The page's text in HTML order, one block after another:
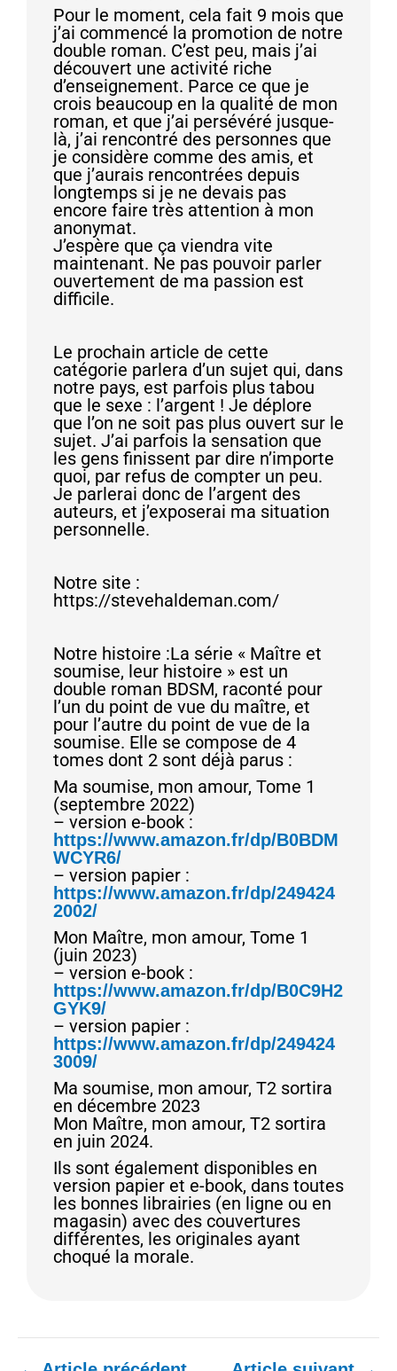
Pour le moment, cela fait 9 mois que
j’ai commencé la promotion de notre
double roman. C’est peu, mais j’ai
découvert une activité riche
d’enseignement. Parce ce que je
crois beaucoup en la qualité de mon
roman, et que j’ai persévéré jusque-
là, j’ai rencontré des personnes que
je considère comme des amis, et
que j’aurais rencontrées depuis
longtemps si je ne devais pas
encore faire très attention à mon
anonymat.
J’espère que ça viendra vite
maintenant. Ne pas pouvoir parler
ouvertement de ma passion est
difficile.
Le prochain article de cette
catégorie parlera d’un sujet qui, dans
notre pays, est parfois plus tabou
que le sexe : l’argent ! Je déplore
que l’on ne soit pas plus ouvert sur le
sujet. J’ai parfois la sensation que
les gens finissent par dire n’importe
quoi, par refus de compter un peu.
Je parlerai donc de l’argent des
auteurs, et j’exposerai ma situation
personnelle.
Notre site :
https://stevehaldeman.com/
Notre histoire :La série « Maître et
soumise, leur histoire » est un
double roman BDSM, raconté pour
l’un du point de vue du maître, et
pour l’autre du point de vue de la
soumise. Elle se compose de 4
tomes dont 2 sont déjà parus :
Ma soumise, mon amour, Tome 1
(septembre 2022)
– version e-book :
https://www.amazon.fr/dp/B0BDM
WCYR6/
– version papier :
https://www.amazon.fr/dp/249424
2002/
Mon Maître, mon amour, Tome 1
(juin 2023)
– version e-book :
https://www.amazon.fr/dp/B0C9H2
GYK9/
– version papier :
https://www.amazon.fr/dp/249424
3009/
Ma soumise, mon amour, T2 sortira
en décembre 2023
Mon Maître, mon amour, T2 sortira
en juin 2024.
Ils sont également disponibles en
version papier et e-book, dans toutes
les bonnes librairies (en ligne ou en
magasin) avec des couvertures
différentes, les originales ayant
choqué la morale.